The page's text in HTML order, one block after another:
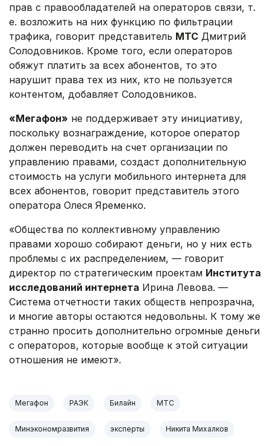
прав с правообладателей на операторов связи, т.
е. возложить на них функцию по фильтрации
трафика, говорит представитель МТС Дмитрий
Солодовников. Кроме того, если операторов
обяжут платить за всех абонентов, то это
нарушит права тех из них, кто не пользуется
контентом, добавляет Солодовников.
«Мегафон» не поддерживает эту инициативу,
поскольку вознаграждение, которое оператор
должен переводить на счет организации по
управлению правами, создаст дополнительную
стоимость на услуги мобильного интернета для
всех абонентов, говорит представитель этого
оператора Олеся Яременко.
«Общества по коллективному управлению
правами хорошо собирают деньги, но у них есть
проблемы с их распределением, — говорит
директор по стратегическим проектам Института
исследований интернета Ирина Левова. —
Система отчетности таких обществ непрозрачна,
и многие авторы остаются недовольны. К тому же
странно просить дополнительно огромные деньги
с операторов, которые вообще к этой ситуации
отношения не имеют».
Мегафон РАЭК Билайн МТС
Минэкономразвития эксперты Никита Михалков